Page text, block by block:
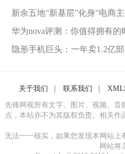
新余五地“新基层”化身“电商主
华为nova评测：你值得拥有的
隐形手机巨头：一年卖1.2亿部
关于我们 联系我们 XML
先锋网视所有文字、图片、视频、
点，本站亦不为其版权负责。相关
无法一一核实，如果您发现本网站
网站将